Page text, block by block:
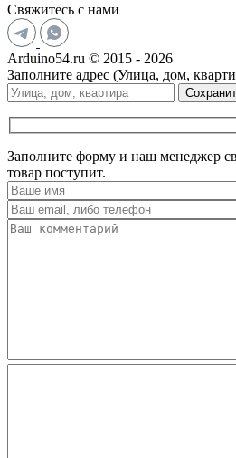
Свяжитесь с нами
Arduino54.ru © 2015 - 2026
Заполните адрес (Улица, дом,
Заполните форму и наш менеджер
товар поступит.